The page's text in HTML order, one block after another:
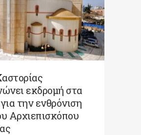
εκδρομή στα
την ενθρόνιση
Αρχιεπισκόπου